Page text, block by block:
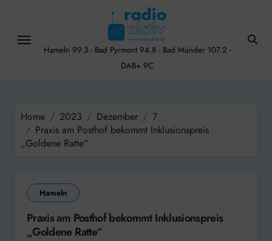
content
Hameln 99.3 - Bad Pyrmont 94.8 - Bad Münder 107.2 -
DAB+ 9C
Home 2023 Dezember
7
Praxis am Posthof bekommt Inklusionspreis
„Goldene Ratte“
Hameln
Praxis am Posthof bekommt Inklusionspreis
„Goldene Ratte“